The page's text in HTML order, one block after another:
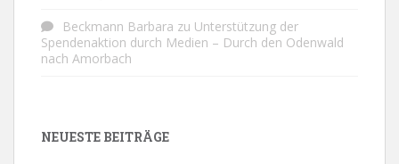
Beckmann Barbara zu Unterstützung der
Spendenaktion durch Medien – Durch den Odenwald
nach Amorbach
NEUESTE BEITRÄGE